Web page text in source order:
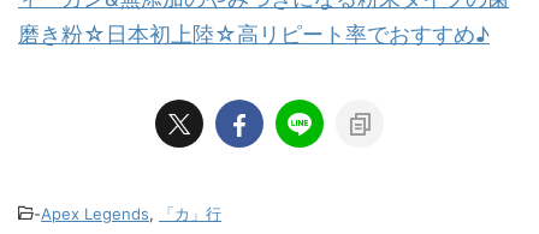
磨き粉☆日本初上陸☆高リピート率でおすすめ♪
-Apex Legends,
「カ」行